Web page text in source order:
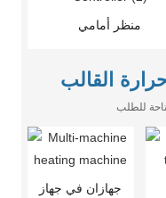
منظر أمامي
القالب
للطلب
جهازان في جهاز